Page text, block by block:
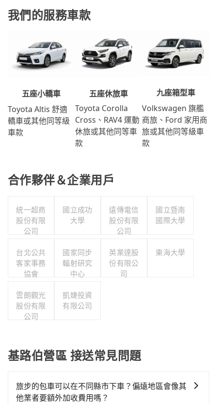
我們的服務車款
五座小轎車
Toyota Altis 舒適
轎車或其他同等級
車款
五座休旅車
Toyota Corolla
Cross、RAV4 運動
休旅或其他同等車
款
九座箱型車
Volkswagen 旗艦
商旅、Ford 家用商
旅或其他同等級車
款
合作夥伴＆企業用戶
統一超商
股份有限
公司
國立成功
大學
遠傳電信
股份有限
公司
國立暨南
國際大學
台北公共
客家事務
協會
國家同步
輻射研究
中心
英業達股
份有限公
司
東海大學
雲朗觀光
股份有限
公司
凱婕投資
有限公司
基路伯營區 接送常見問題
旅步的包車可以在不同縣市下車？偏遠地區會像其
他業者要額外加收費用嗎？